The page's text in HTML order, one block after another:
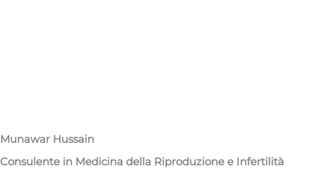
Munawar Hussain
Consulente in Medicina della Riproduzione e Infertilità